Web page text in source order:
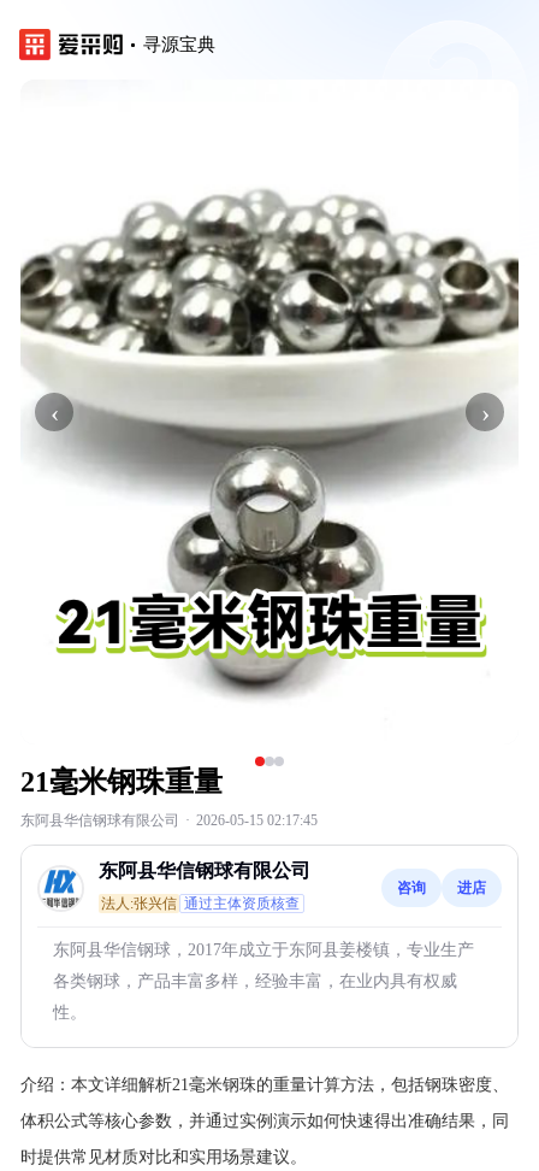
寻源宝典
‹ ›
21毫米钢珠重量
东阿县华信钢球有限公司 · 2026-05-15 02:17:45
东阿县华信钢球有限公司
法人:张兴信 通过主体资质核查
咨询 进店
东阿县华信钢球，2017年成立于东阿县姜楼镇，专业生产
各类钢球，产品丰富多样，经验丰富，在业内具有权威
性。
介绍： 本文详细解析21毫米钢珠的重量计算方法，包括钢珠密度、
体积公式等核心参数，并通过实例演示如何快速得出准确结果，同
时提供常见材质对比和实用场景建议。